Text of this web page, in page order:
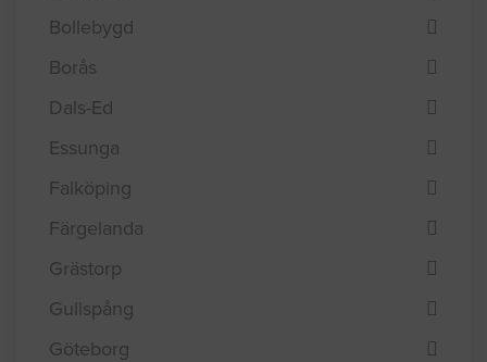
Bollebygd
Borås
Dals-Ed
Essunga
Falköping
Färgelanda
Grästorp
Gullspång
Göteborg